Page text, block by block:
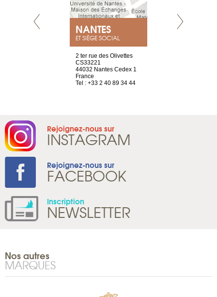
NANTES
ET SIÈGE SOCIAL
2 ter rue des Olivettes
CS33221
44032 Nantes Cedex 1
France
Tel : +33 2 40 89 34 44
Rejoignez-nous sur
INSTAGRAM
Rejoignez-nous sur
FACEBOOK
Inscription
NEWSLETTER
Nos autres
MARQUES